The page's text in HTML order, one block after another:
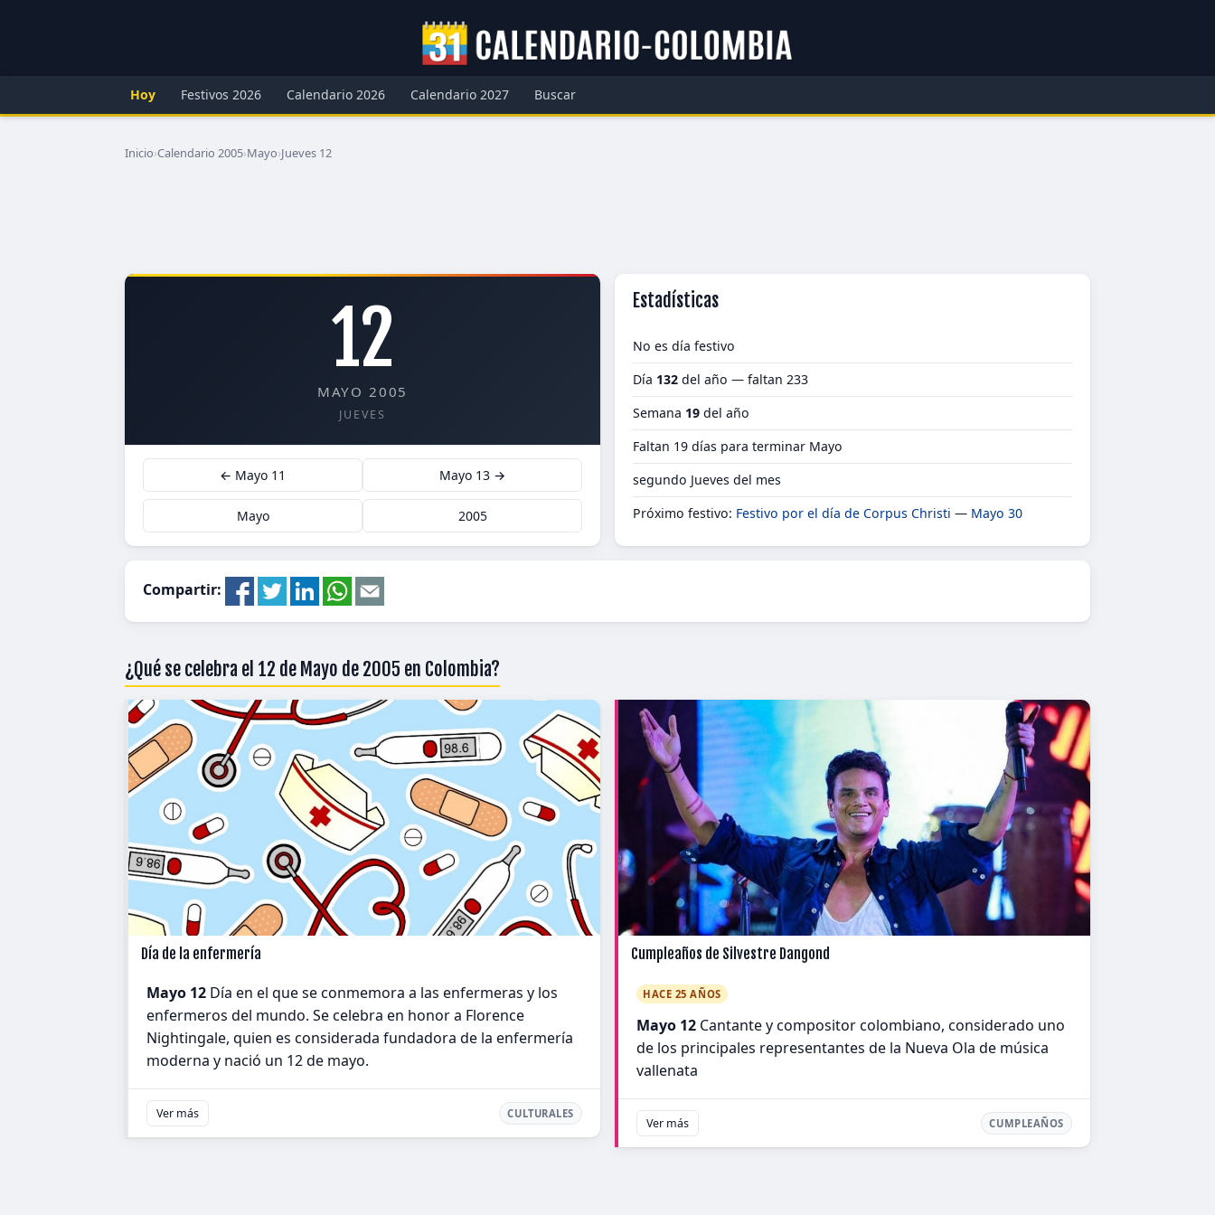
Hoy Festivos 2026 Calendario 2026 Calendario 2027 Buscar
Inicio›Calendario 2005›Mayo›Jueves 12
12
MAYO 2005
JUEVES
← Mayo 11 Mayo 13 →
Mayo 2005
Estadísticas
No es día festivo
Día 132 del año — faltan 233
Semana 19 del año
Faltan 19 días para terminar Mayo
segundo Jueves del mes
Próximo festivo: Festivo por el día de Corpus Christi — Mayo 30
Compartir:
¿Qué se celebra el 12 de Mayo de 2005 en Colombia?
Día de la enfermería
Mayo 12 Día en el que se conmemora a las enfermeras y los
enfermeros del mundo. Se celebra en honor a Florence
Nightingale, quien es considerada fundadora de la enfermería
moderna y nació un 12 de mayo.
Ver más CULTURALES
Cumpleaños de Silvestre Dangond
HACE 25 AÑOS
Mayo 12 Cantante y compositor colombiano, considerado uno
de los principales representantes de la Nueva Ola de música
vallenata
Ver más CUMPLEAÑOS